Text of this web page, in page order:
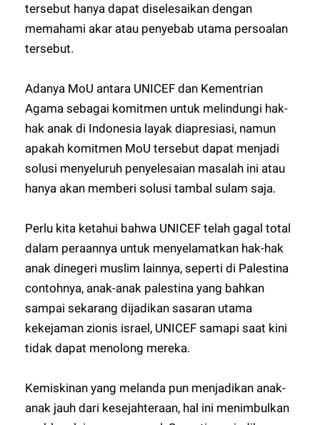
tersebut hanya dapat diselesaikan dengan
memahami akar atau penyebab utama persoalan
tersebut.
Adanya MoU antara UNICEF dan Kementrian
Agama sebagai komitmen untuk melindungi hak-
hak anak di Indonesia layak diapresiasi, namun
apakah komitmen MoU tersebut dapat menjadi
solusi menyeluruh penyelesaian masalah ini atau
hanya akan memberi solusi tambal sulam saja.
Perlu kita ketahui bahwa UNICEF telah gagal total
dalam peraannya untuk menyelamatkan hak-hak
anak dinegeri muslim lainnya, seperti di Palestina
contohnya, anak-anak palestina yang bahkan
sampai sekarang dijadikan sasaran utama
kekejaman zionis israel, UNICEF samapi saat kini
tidak dapat menolong mereka.
Kemiskinan yang melanda pun menjadikan anak-
anak jauh dari kesejahteraan, hal ini menimbulkan